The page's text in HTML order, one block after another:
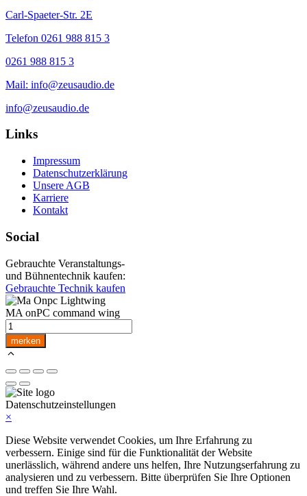
Carl-Spaeter-Str. 2E
Telefon 0261 988 815 3
0261 988 815 3
Mail: info@zeusaudio.de
info@zeusaudio.de
Links
Impressum
Datenschutzerklärung
Unsere AGB
Karriere
Kontakt
Social
Gebrauchte Veranstaltungs-
und Bühnentechnik kaufen:
Gebrauchte Technik kaufen
MA onPC command wing
MA
onPC
command
Menge
merken
Datenschutzeinstellungen
×
Diese Website verwendet Cookies, um Ihre Erfahrung zu
verbessern. Einige sind für die Funktionalität der Website
unerlässlich, während andere uns helfen, Ihre Nutzungserfahrung zu
analysieren und zu verbessern. Bitte überprüfen Sie Ihre Optionen
und treffen Sie Ihre Wahl.